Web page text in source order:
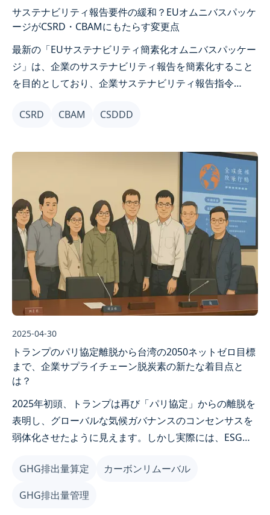
サステナビリティ報告要件の緩和？EUオムニバスパッケ
ージがCSRD・CBAMにもたらす変更点
最新の「EUサステナビリティ簡素化オムニバスパッケー
ジ」は、企業のサステナビリティ報告を簡素化すること
を目的としており、企業サステナビリティ報告指令
制緩和が検討されています。主要な変更点をまとめてご
CSRD CBAM CSDDD
2025-04-30
トランプのパリ協定離脱から台湾の2050ネットゼロ目標
まで、企業サプライチェーン脱炭素の新たな着目点と
は？
2025年初頭、トランプは再び「パリ協定」からの離脱を
表明し、グローバルな気候ガバナンスのコンセンサスを
弱体化させたように見えます。しかし実際には、ESGは
台湾もこの時、将来を見据えた方向性を示しました——
頼清徳総統は「国家気候変動対策委員会」の会議で、台
湾の2050年ネットゼロ目標は国際政治情勢によって揺ら
GHG排出量算定
カーボンリムーバル
GHG排出量管理